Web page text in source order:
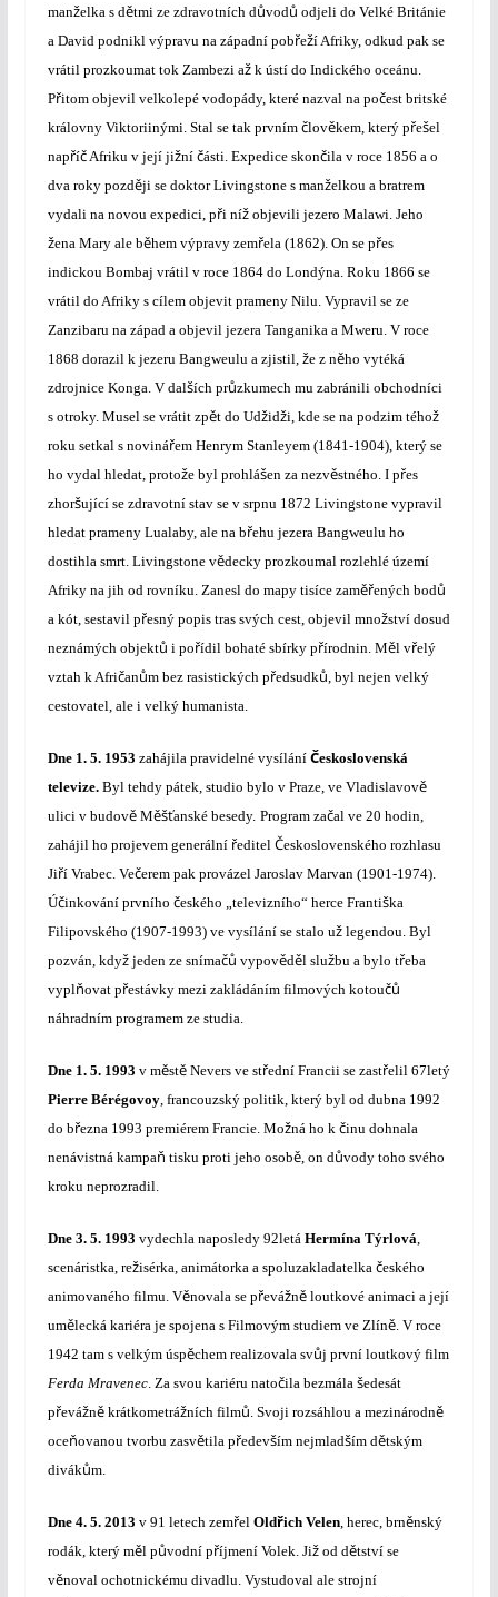
manželka s dětmi ze zdravotních důvodů odjeli do Velké Británie
a David podnikl výpravu na západní pobřeží Afriky, odkud pak se
vrátil prozkoumat tok Zambezi ažk ústí do Indického oceánu.
Přitom objevil velkolepé vodopády, které nazval na počest britské
královny Viktoriinými. Stal se tak prvním člověkem, který přešel
napříčAfriku v její jižní části. Expedice skončila v roce 1856 a o
dva roky později se doktor Livingstone s manželkou a bratrem
vydali na novou expedici, při nížobjevili jezero Malawi. Jeho
žena Mary ale během výpravy zemřela (1862). On se přes
indickou Bombaj vrátil v roce 1864 do Londýna. Roku 1866 se
vrátil do Afriky s cílem objevit prameny Nilu. Vypravil se ze
Zanzibaru na západ a objevil jezera Tanganika a Mweru. V roce
1868 dorazil k jezeru Bangweulu a zjistil, že z něho vytéká
zdrojnice Konga. V dalších průzkumech mu zabránili obchodníci
s otroky. Musel se vrátit zpět do Udžidži, kde se na podzim téhož
roku setkal s novinářem Henrym Stanleyem (1841-1904), který se
ho vydal hledat, protože byl prohlášen za nezvěstného. I přes
zhoršující se zdravotní stav se v srpnu 1872 Livingstone vypravil
hledat prameny Lualaby, ale na břehu jezera Bangweulu ho
dostihla smrt. Livingstone vědecky prozkoumal rozlehlé území
Afriky na jih od rovníku. Zanesl do mapy tisíce zaměřených bodů
a kót, sestavil přesný popis tras svých cest, objevil množství dosud
neznámých objektů i pořídil bohaté sbírky přírodnin. Měl vřelý
vztah k Afričanům bez rasistických předsudků, byl nejen velký
cestovatel, ale i velký humanista.
Dne 1. 5. 1953 zahájila pravidelné vysílání Československá
televize. Byl tehdy pátek, studio bylo v Praze, ve Vladislavově
ulici v budověMěšťanské besedy. Program začal ve 20 hodin,
zahájil ho projevem generální ředitel Československého rozhlasu
Jiří Vrabec. Večerem pak provázel Jaroslav Marvan (1901-1974).
Účinkování prvního českého „televizního“ herce Františka
Filipovského (1907-1993) ve vysílání se stalo užlegendou. Byl
pozván, kdyžjeden ze snímačů vypověděl službu a bylo třeba
vyplňovat přestávky mezi zakládáním filmových kotoučů
náhradním programem ze studia.
Dne 1. 5. 1993 v městěNevers ve střední Francii se zastřelil 67letý
Pierre Bérégovoy, francouzský politik, který byl od dubna 1992
do března 1993 premiérem Francie. Možná ho k činu dohnala
nenávistná kampaň tisku proti jeho osobě, on důvody toho svého
kroku neprozradil.
Dne 3. 5. 1993 vydechla naposledy 92letá Hermína Týrlová,
scenáristka, režisérka, animátorka a spoluzakladatelka českého
animovaného filmu. Věnovala se převážněloutkové animaci a její
umělecká kariéra je spojena s Filmovým studiem ve Zlíně. V roce
1942 tam s velkým úspěchem realizovala svůj první loutkový film
Ferda Mravenec. Za svou kariéru natočila bezmála šedesát
převážněkrátkometrážních filmů. Svoji rozsáhlou a mezinárodně
oceňovanou tvorbu zasvětila především nejmladším dětským
divákům.
Dne 4. 5. 2013 v 91 letech zemřel Oldřich Velen, herec, brněnský
rodák, který měl původní příjmení Volek. Jižod dětství se
věnoval ochotnickému divadlu. Vystudoval ale strojní